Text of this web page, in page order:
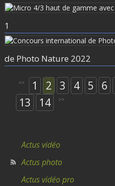
1
de Photo Nature 2022
<<
1 2 3 4 5 6
13
14 >>
Actus vidéo
Actus photo
Actus vidéo pro